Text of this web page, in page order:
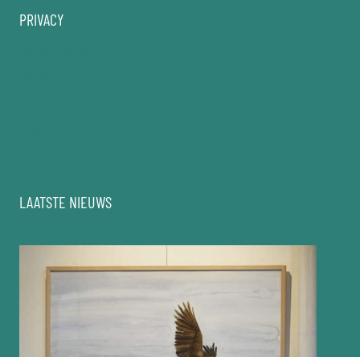
PRIVACY
LAATSTE NIEUWS